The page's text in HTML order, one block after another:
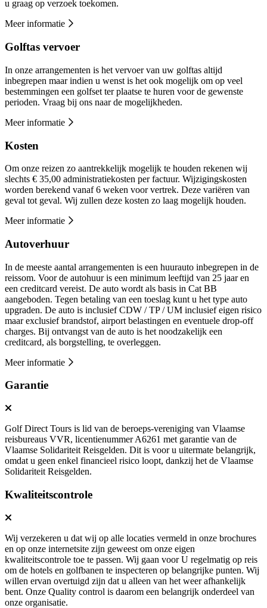
u graag op verzoek toekomen.
Meer informatie
Golftas vervoer
In onze arrangementen is het vervoer van uw golftas altijd
inbegrepen maar indien u wenst is het ook mogelijk om op veel
bestemmingen een golfset ter plaatse te huren voor de gewenste
perioden. Vraag bij ons naar de mogelijkheden.
Meer informatie
Kosten
Om onze reizen zo aantrekkelijk mogelijk te houden rekenen wij
slechts € 35,00 administratiekosten per factuur. Wijzigingskosten
worden berekend vanaf 6 weken voor vertrek. Deze variëren van
geval tot geval. Wij zullen deze kosten zo laag mogelijk houden.
Meer informatie
Autoverhuur
In de meeste aantal arrangementen is een huurauto inbegrepen in de
reissom. Voor de autohuur is een minimum leeftijd van 25 jaar en
een creditcard vereist. De auto wordt als basis in Cat BB
aangeboden. Tegen betaling van een toeslag kunt u het type auto
upgraden. De auto is inclusief CDW / TP / UM inclusief eigen risico
maar exclusief brandstof, airport belastingen en eventuele drop-off
charges. Bij ontvangst van de auto is het noodzakelijk een
creditcard, als borgstelling, te overleggen.
Meer informatie
Garantie
Golf Direct Tours is lid van de beroeps-vereniging van Vlaamse
reisbureaus VVR, licentienummer A6261 met garantie van de
Vlaamse Solidariteit Reisgelden. Dit is voor u uitermate belangrijk,
omdat u geen enkel financieel risico loopt, dankzij het de Vlaamse
Solidariteit Reisgelden.
Kwaliteitscontrole
Wij verzekeren u dat wij op alle locaties vermeld in onze brochures
en op onze internetsite zijn geweest om onze eigen
kwaliteitscontrole toe te passen. Wij gaan voor U regelmatig op reis
om de hotels en golfbanen te inspecteren op belangrijke punten. Wij
willen ervan overtuigd zijn dat u alleen van het weer afhankelijk
bent. Onze Quality control is daarom een belangrijk onderdeel van
onze organisatie.